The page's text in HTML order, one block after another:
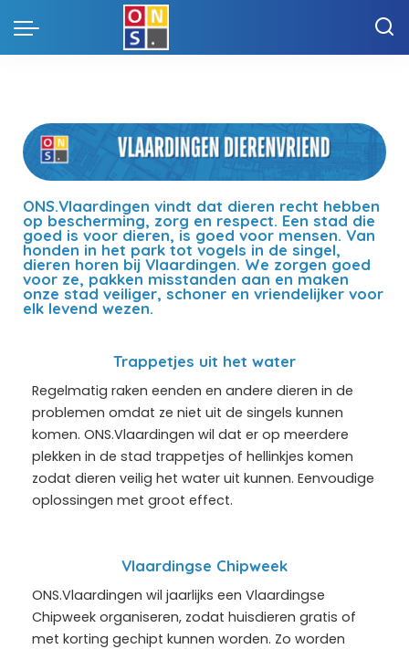
ONS.Vlaardingen vindt dat dieren recht hebben
op bescherming, zorg en respect. Een stad die
goed is voor dieren, is goed voor mensen. Van
honden in het park tot vogels in de singel,
dieren horen bij Vlaardingen. We zorgen goed
voor ze, pakken misstanden aan en maken
onze stad veiliger, schoner en vriendelijker voor
elk levend wezen.
Trappetjes uit het water
Regelmatig raken eenden en andere dieren in de
problemen omdat ze niet uit de singels kunnen
komen. ONS.Vlaardingen wil dat er op meerdere
plekken in de stad trappetjes of hellinkjes komen
zodat dieren veilig het water uit kunnen. Eenvoudige
oplossingen met groot effect.
Vlaardingse Chipweek
ONS.Vlaardingen wil jaarlijks een Vlaardingse
Chipweek organiseren, zodat huisdieren gratis of
met korting gechipt kunnen worden. Zo worden